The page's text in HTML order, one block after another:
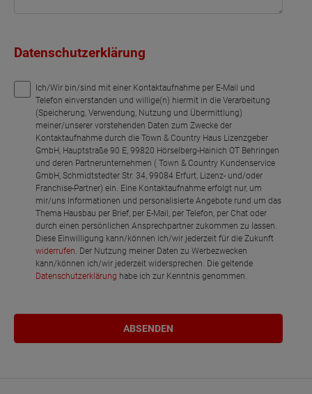
Datenschutzerklärung
Ich/Wir bin/sind mit einer Kontaktaufnahme per E-Mail und
Telefon einverstanden und willige(n) hiermit in die Verarbeitung
(Speicherung, Verwendung, Nutzung und Übermittlung)
meiner/unserer vorstehenden Daten zum Zwecke der
Kontaktaufnahme durch die Town & Country Haus Lizenzgeber
GmbH, Hauptstraße 90 E, 99820 Hörselberg-Hainich OT Behringen
und deren Partnerunternehmen ( Town & Country Kundenservice
GmbH, Schmidtstedter Str. 34, 99084 Erfurt, Lizenz- und/oder
Franchise-Partner) ein. Eine Kontaktaufnahme erfolgt nur, um
mir/uns Informationen und personalisierte Angebote rund um das
Thema Hausbau per Brief, per E-Mail, per Telefon, per Chat oder
durch einen persönlichen Ansprechpartner zukommen zu lassen.
Diese Einwilligung kann/können ich/wir jederzeit für die Zukunft
widerrufen . Der Nutzung meiner Daten zu Werbezwecken
kann/können ich/wir jederzeit widersprechen. Die geltende
Datenschutzerklärung habe ich zur Kenntnis genommen.